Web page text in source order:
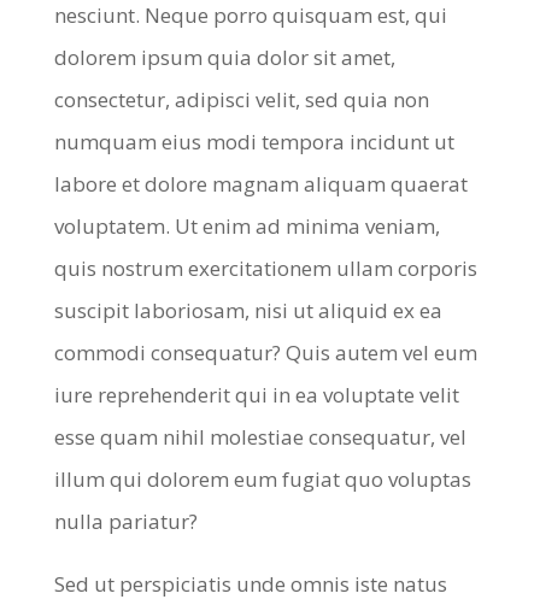
nesciunt. Neque porro quisquam est, qui
dolorem ipsum quia dolor sit amet,
consectetur, adipisci velit, sed quia non
numquam eius modi tempora incidunt ut
labore et dolore magnam aliquam quaerat
voluptatem. Ut enim ad minima veniam,
quis nostrum exercitationem ullam corporis
suscipit laboriosam, nisi ut aliquid ex ea
commodi consequatur? Quis autem vel eum
iure reprehenderit qui in ea voluptate velit
esse quam nihil molestiae consequatur, vel
illum qui dolorem eum fugiat quo voluptas
nulla pariatur?
Sed ut perspiciatis unde omnis iste natus